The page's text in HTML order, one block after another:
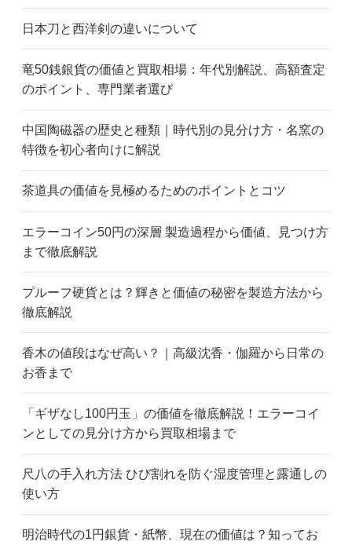
日本刀と西洋剣の違いについて
竜50銭銀貨の価値と買取相場：年代別解説、高額査定
のポイント、専門業者選び
中国陶磁器の歴史と種類｜時代別の見分け方・名窯の
特徴を初心者向けに解説
茶道具の価値を見極めるためのポイントとコツ
エラーコイン50円の深層 製造過程から価値、見つけ方
まで徹底解説
プルーフ硬貨とは？輝きと価値の秘密を製造方法から
徹底解説
香木の値段はなぜ高い？｜高級沈香・伽羅から日常の
お香まで
「ギザなし100円玉」の価値を徹底解説！エラーコイ
ンとしての見分け方から買取相場まで
尺八の手入れ方法 ひび割れを防ぐ湿度管理と露通しの
使い方
明治時代の1円銀貨・紙幣、現在の価値は？知ってお